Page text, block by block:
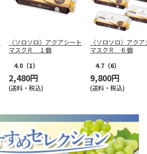
〈ソロソロ〉アクアシート
マスクＲ １個
4.0 （1）
2,480円
(送料・税込)
〈ソロソロ〉アク
マスクＲ ６個
4.7 （6）
9,800円
(送料・税込)